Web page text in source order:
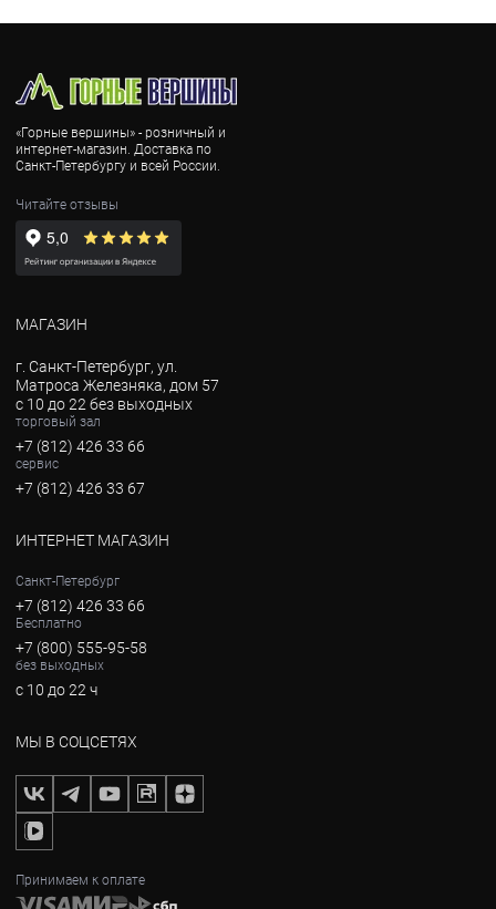
«Горные вершины» - розничный и
интернет-магазин. Доставка по
Санкт-Петербургу и всей России.
Читайте отзывы
МАГАЗИН
г. Санкт-Петербург, ул.
Матроса Железняка, дом 57
с 10 до 22 без выходных
торговый зал
+7 (812) 426 33 66
сервис
+7 (812) 426 33 67
ИНТЕРНЕТ МАГАЗИН
Санкт-Петербург
+7 (812) 426 33 66
Бесплатно
+7 (800) 555-95-58
без выходных
с 10 до 22 ч
МЫ В СОЦСЕТЯХ
Принимаем к оплате